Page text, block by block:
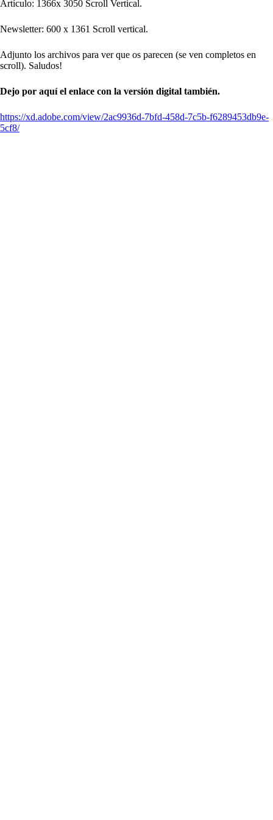
Artículo: 1366x 3050 Scroll Vertical.
Newsletter: 600 x 1361 Scroll vertical.
Adjunto los archivos para ver que os parecen (se ven completos en
scroll). Saludos!
Dejo por aquí el enlace con la versión digital también.
https://xd.adobe.com/view/2ac9936d-7bfd-458d-7c5b-f6289453db9e-
5cf8/